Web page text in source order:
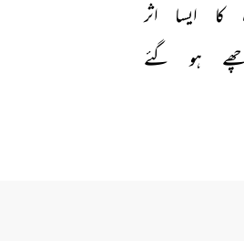
کا ایسا
اثر
ہو گئے